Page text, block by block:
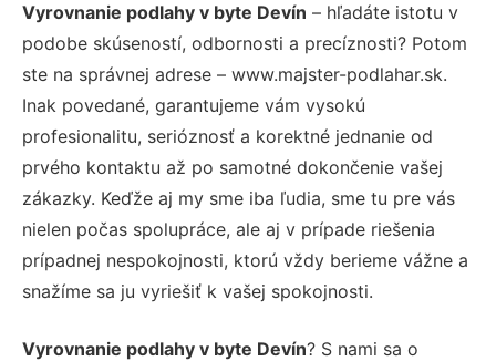
Vyrovnanie podlahy v byte Devín – hľadáte istotu v
podobe skúseností, odbornosti a precíznosti? Potom
ste na správnej adrese – www.majster-podlahar.sk.
Inak povedané, garantujeme vám vysokú
profesionalitu, serióznosť a korektné jednanie od
prvého kontaktu až po samotné dokončenie vašej
zákazky. Keďže aj my sme iba ľudia, sme tu pre vás
nielen počas spolupráce, ale aj v prípade riešenia
prípadnej nespokojnosti, ktorú vždy berieme vážne a
snažíme sa ju vyriešiť k vašej spokojnosti.
Vyrovnanie podlahy v byte Devín? S nami sa o